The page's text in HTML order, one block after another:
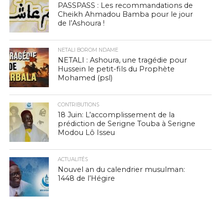
PASSPASS : Les recommandations de
Cheikh Ahmadou Bamba pour le jour
de l’Ashoura !
NETALI BOROM NDAME
NETALI : Ashoura, une tragédie pour
Hussein le petit-fils du Prophète
Mohamed (psl)
CONTRIBUTIONS
18 Juin: L’accomplissement de la
prédiction de Serigne Touba à Serigne
Modou Lô Isseu
ACTUALITÉS
Nouvel an du calendrier musulman:
1448 de l’Hégire